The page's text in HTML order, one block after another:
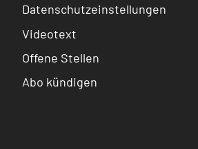
Datenschutzeinstellungen
Videotext
Offene Stellen
Abo kündigen